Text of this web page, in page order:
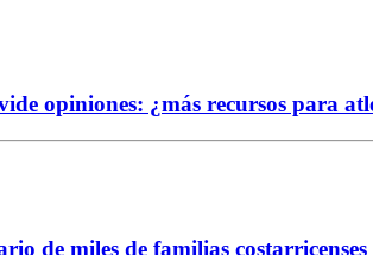
opiniones: ¿más recursos para
de miles de familias costarricenses